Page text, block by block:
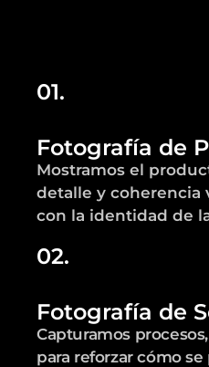
01.
Fotografía de
Mostramos el
detalle y coherencia
con la identidad de
02.
Fotografía de
Capturamos
para reforzar cómo